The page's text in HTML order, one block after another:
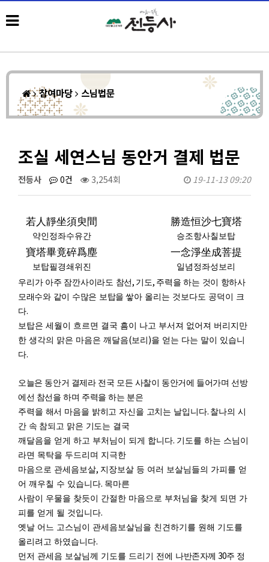
참여마당 스님법문
조실 세연스님 동안거 결제 법문
전등사 0건 3,254회 19-11-13 09:20
若人靜坐須臾間
약인정좌수유간
勝造恒沙七寶塔
승조항사칠보탑
寶塔畢竟碎爲塵
보탑필경쇄위진
一念淨坐成菩提
일념정좌성보리
우리가 아주 잠깐사이라도 참선 , 기도, 주력을 하는 것이 항하사
모래수와 같이 수많은 보탑을 쌓아 올리는 것보다도 공덕이 크
다.
보탑은 세월이 흐르면 결국 흠이 나고 부서져 없어져 버리지만
한 생각의 맑은 마음은 깨달음(보리 )을 얻는 다는 말이 있습니
다.
오늘은 동안거 결제라 전국 모든 사찰이 동안거에 들어가며 선방
에선 참선을 하며 주력을 하는 분은
주력을 해서 마음을 밝히고 자신을 고치는 날입니다. 찰나의 시
간 속 참되고 맑은 기도는 결국
깨달음을 얻게 하고 부처님이 되게 합니다. 기도를 하는 스님이
라면 목탁을 두드리며 지극한
마음으로 관세음보살, 지장보살 등 여러 보살님들의 가피를 얻
어 깨우칠 수 있습니다. 목마른
사람이 우물을 찾듯이 간절한 마음으로 부처님을 찾게 되면 가
피를 얻게 될 것입니다.
옛날 어느 고스님이 관세음보살님을 친견하기를 원해 기도를
올리려고 하였습니다.
먼저 관세음 보살님께 기도를 드리기 전에 나반존자께 30주 정